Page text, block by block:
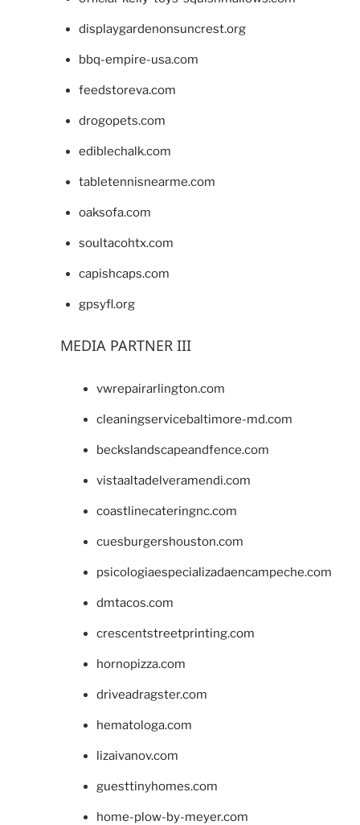
displaygardenonsuncrest.org
bbq-empire-usa.com
feedstoreva.com
drogopets.com
ediblechalk.com
tabletennisnearme.com
oaksofa.com
soultacohtx.com
capishcaps.com
gpsyfl.org
MEDIA PARTNER III
vwrepairarlington.com
cleaningservicebaltimore-md.com
beckslandscapeandfence.com
vistaaltadelveramendi.com
coastlinecateringnc.com
cuesburgershouston.com
psicologiaespecializadaencampeche.com
dmtacos.com
crescentstreetprinting.com
hornopizza.com
driveadragster.com
hematologa.com
lizaivanov.com
guesttinyhomes.com
home-plow-by-meyer.com